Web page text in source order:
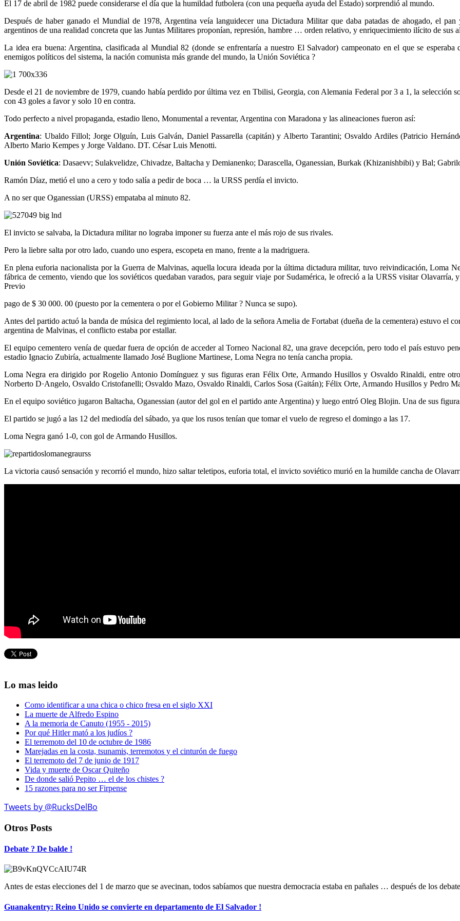
El 17 de abril de 1982 puede considerarse el día que la humildad futbolera (con una pequeña ayuda del Estado) sorprendió al mundo.
Después de haber ganado el Mundial de 1978, Argentina veía languidecer una Dictadura Militar que daba patadas de ahogado, el
argentinos de una realidad concreta que las Juntas Militares proponían, represión, hambre … orden relativo, y enriquecimiento ilícito de sus
La idea era buena: Argentina, clasificada al Mundial 82 (donde se enfrentaría a nuestro El Salvador) campeonato en el que se
enemigos políticos del sistema, la nación comunista más grande del mundo, la Unión Soviética ?
Desde el 21 de noviembre de 1979, cuando había perdido por última vez en Tbilisi, Georgia, con Alemania Federal por 3 a 1, la selección
con 43 goles a favor y solo 10 en contra.
Todo perfecto a nivel propaganda, estadio lleno, Monumental a reventar, Argentina con Maradona y las alineaciones fueron así:
Argentina: Ubaldo Fillol; Jorge Olguín, Luis Galván, Daniel Passarella (capitán) y Alberto Tarantini; Osvaldo Ardiles (Patricio
Alberto Mario Kempes y Jorge Valdano. DT. César Luis Menotti.
Unión Soviética: Dasaevv; Sulakvelidze, Chivadze, Baltacha y Demianenko; Darascella, Oganessian, Burkak (Khizanishbibi) y Bal;
Ramón Díaz, metió el uno a cero y todo salía a pedir de boca … la URSS perdía el invicto.
A no ser que Oganessian (URSS) empataba al minuto 82.
El invicto se salvaba, la Dictadura militar no lograba imponer su fuerza ante el más rojo de sus rivales.
Pero la liebre salta por otro lado, cuando uno espera, escopeta en mano, frente a la madriguera.
En plena euforia nacionalista por la Guerra de Malvinas, aquella locura ideada por la última dictadura militar, tuvo reivindicación, Loma
fábrica de cemento, viendo que los soviéticos quedaban varados, para seguir viaje por Sudamérica, le ofreció a la URSS visitar
Previo
pago de $ 30 000. 00 (puesto por la cementera o por el Gobierno Militar ? Nunca se supo).
Antes del partido actuó la banda de música del regimiento local, al lado de la señora Amelia de Fortabat (dueña de la cementera) estuvo el
argentina de Malvinas, el conflicto estaba por estallar.
El equipo cementero venía de quedar fuera de opción de acceder al Torneo Nacional 82, una grave decepción, pero todo el país estuvo
estadio Ignacio Zubiría, actualmente llamado José Buglione Martinese, Loma Negra no tenía cancha propia.
Loma Negra era dirigido por Rogelio Antonio Domínguez y sus figuras eran Félix Orte, Armando Husillos y Osvaldo Rinaldi, entre
Norberto D·Angelo, Osvaldo Cristofanelli; Osvaldo Mazo, Osvaldo Rinaldi, Carlos Sosa (Gaitán); Félix Orte, Armando Husillos y Pedro
En el equipo soviético jugaron Baltacha, Oganessian (autor del gol en el partido ante Argentina) y luego entró Oleg Blojin. Una de sus
El partido se jugó a las 12 del mediodía del sábado, ya que los rusos tenían que tomar el vuelo de regreso el domingo a las 17.
Loma Negra ganó 1-0, con gol de Armando Husillos.
La victoria causó sensación y recorrió el mundo, hizo saltar teletipos, euforia total, el invicto soviético murió en la humilde cancha de
Lo mas leido
Como identificar a una chica o chico fresa en el siglo XXI
La muerte de Alfredo Espino
A la memoria de Canuto (1955 - 2015)
Por qué Hitler mató a los judíos ?
El terremoto del 10 de octubre de 1986
Marejadas en la costa, tsunamis, terremotos y el cinturón de fuego
El terremoto del 7 de junio de 1917
Vida y muerte de Oscar Quiteño
De donde salió Pepito … el de los chistes ?
15 razones para no ser Firpense
Tweets by @RucksDelBo
Otros Posts
Debate ? De balde !
Antes de estas elecciones del 1 de marzo que se avecinan, todos sabíamos que nuestra democracia estaba en pañales … después de los
Guanakentry: Reino Unido se convierte en departamento de El Salvador !